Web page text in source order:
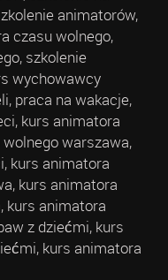
animatorów,
czasu wolnego,
szkolenie
wychowawcy
praca na wakacje,
kurs animatora
warszawa,
kurs animatora
kurs animatora
kurs animatora
z dziećmi, kurs
kurs animatora